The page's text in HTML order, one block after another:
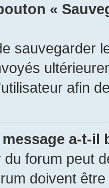
«
sauvegarder
afin
a-t-il
du forum peut
doivent